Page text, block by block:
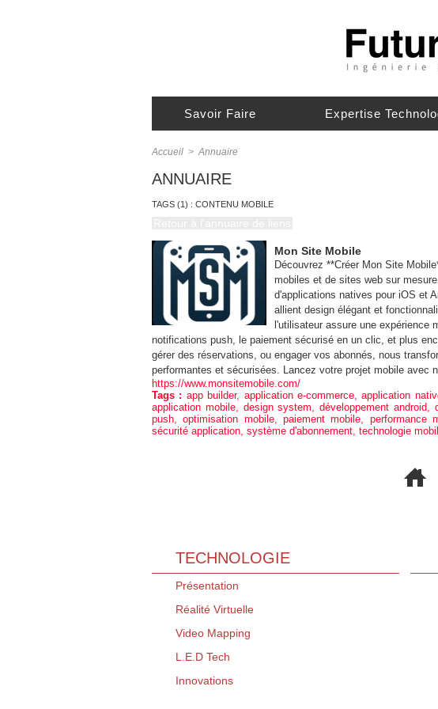
Savoir Faire Expertise
Accueil > Annuaire
ANNUAIRE
TAGS (1) : CONTENU MOBILE
Mon Site Mobile
Découvrez **Créer Mon Site
mobiles et de sites web sur
d'applications natives pour iOS et
allient design élégant et
l'utilisateur assure une expérience
notifications push, le paiement sécurisé en un clic, et plus
gérer des réservations, ou engager vos abonnés, nous
performantes et sécurisées. Lancez votre projet mobile avec
https://www.monsitemobile.com/
Tags : app builder, application e-commerce, application
application mobile, design system, développement android,
push, optimisation mobile, paiement mobile, performance
sécurité application, système d'abonnement, technologie
TECHNOLOGIE
Présentation
Réalité Virtuelle
Video Mapping
L.E.D Tech
Innovations